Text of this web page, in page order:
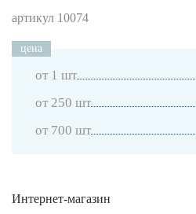
артикул 10074
цена
от 1 шт
от 250 шт
от 700 шт
Интернет-магазин